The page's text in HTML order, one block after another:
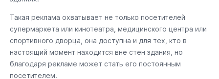
Такая реклама охватывает не только посетителей
супермаркета или кинотеатра, медицинского центра или
спортивного дворца, она доступна и для тех, кто в
настоящий момент находится вне стен здания, но
благодаря рекламе может стать его постоянным
посетителем.